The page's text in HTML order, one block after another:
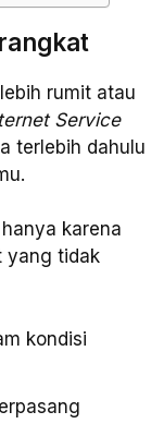
rumit atau
Service
terlebih dahulu
karena
yang tidak
kondisi